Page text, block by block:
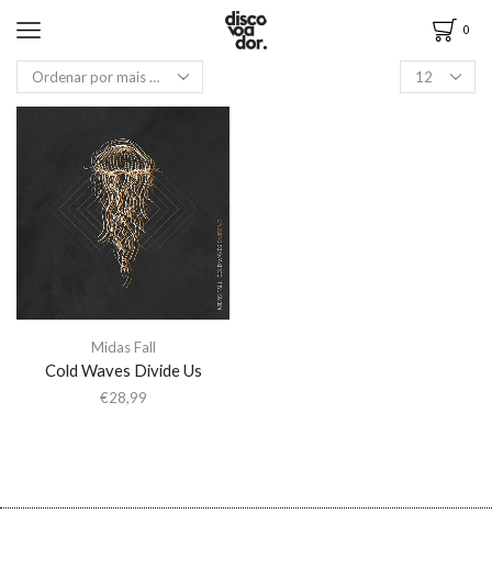
0
Midas Fall
Cold Waves Divide Us
€28,99